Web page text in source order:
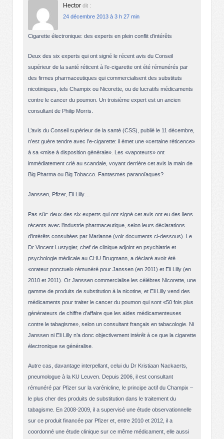
Hector dit :
24 décembre 2013 à 3 h 27 min
Cigarette électronique: des experts en plein conflit d’intérêts
Deux des six experts qui ont signé le récent avis du Conseil
supérieur de la santé réticent à l’e-cigarette ont été rémunérés par
des firmes pharmaceutiques qui commercialisent des substituts
nicotiniques, tels Champix ou Nicorette, ou de lucratifs médicaments
contre le cancer du poumon. Un troisième expert est un ancien
consultant de Philip Morris.
L’avis du Conseil supérieur de la santé (CSS), publié le 11 décembre,
n’est guère tendre avec l’e-cigarette: il émet une «certaine réticence»
à sa «mise à disposition générale». Les «vapoteurs» ont
immédiatement crié au scandale, voyant derrière cet avis la main de
Big Pharma ou Big Tobacco. Fantasmes paranoïaques?
Janssen, Pfizer, Eli Lilly…
Pas sûr: deux des six experts qui ont signé cet avis ont eu des liens
récents avec l’industrie pharmaceutique, selon leurs déclarations
d’intérêts consultées par Marianne (voir documents ci-dessous). Le
Dr Vincent Lustygier, chef de clinique adjoint en psychiatrie et
psychologie médicale au CHU Brugmann, a déclaré avoir été
«orateur ponctuel» rémunéré pour Janssen (en 2011) et Eli Lilly (en
2010 et 2011). Or Janssen commercialise les célèbres Nicorette, une
gamme de produits de substitution à la nicotine, et Eli Lilly vend des
médicaments pour traiter le cancer du poumon qui sont «50 fois plus
générateurs de chiffre d’affaire que les aides médicamenteuses
contre le tabagisme», selon un consultant français en tabacologie. Ni
Janssen ni Eli Lilly n’a donc objectivement intérêt à ce que la cigarette
électronique se généralise.
Autre cas, davantage interpellant, celui du Dr Kristiaan Nackaerts,
pneumologue à la KU Leuven. Depuis 2006, il est consultant
rémunéré par Pfizer sur la varénicline, le principe actif du Champix –
le plus cher des produits de substitution dans le traitement du
tabagisme. En 2008-2009, il a supervisé une étude observationnelle
sur ce produit financée par Pfizer et, entre 2010 et 2012, il a
coordonné une étude clinique sur ce même médicament, elle aussi